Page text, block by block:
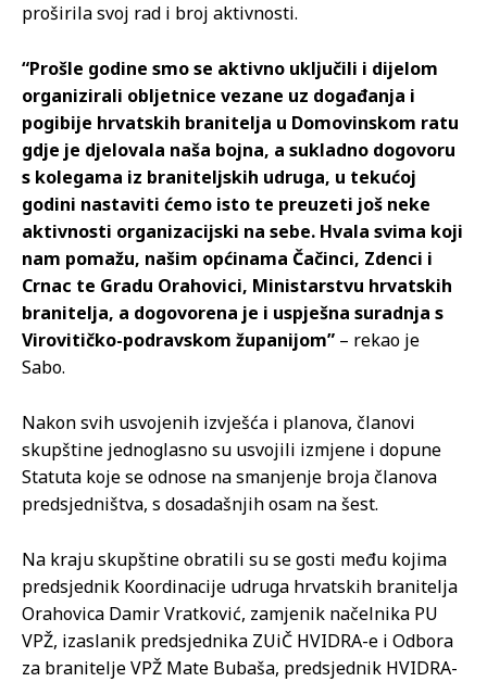
proširila svoj rad i broj aktivnosti.
“Prošle godine smo se aktivno uključili i dijelom
organizirali obljetnice vezane uz događanja i
pogibije hrvatskih branitelja u Domovinskom ratu
gdje je djelovala naša bojna, a sukladno dogovoru
s kolegama iz braniteljskih udruga, u tekućoj
godini nastaviti ćemo isto te preuzeti još neke
aktivnosti organizacijski na sebe. Hvala svima koji
nam pomažu, našim općinama Čačinci, Zdenci i
Crnac te Gradu Orahovici, Ministarstvu hrvatskih
branitelja, a dogovorena je i uspješna suradnja s
Virovitičko-podravskom županijom” – rekao je
Sabo.
Nakon svih usvojenih izvješća i planova, članovi
skupštine jednoglasno su usvojili izmjene i dopune
Statuta koje se odnose na smanjenje broja članova
predsjedništva, s dosadašnjih osam na šest.
Na kraju skupštine obratili su se gosti među kojima
predsjednik Koordinacije udruga hrvatskih branitelja
Orahovica Damir Vratković, zamjenik načelnika PU
VPŽ, izaslanik predsjednika ZUiČ HVIDRA-e i Odbora
za branitelje VPŽ Mate Bubaša, predsjednik HVIDRA-